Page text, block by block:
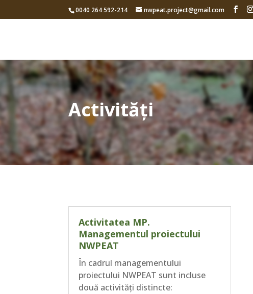
0040 264 592-214 nwpeat.project@gmail.com
Activități
Activitatea MP.
Managementul proiectului
NWPEAT
În cadrul managementului
proiectului NWPEAT sunt incluse
două activități distincte: